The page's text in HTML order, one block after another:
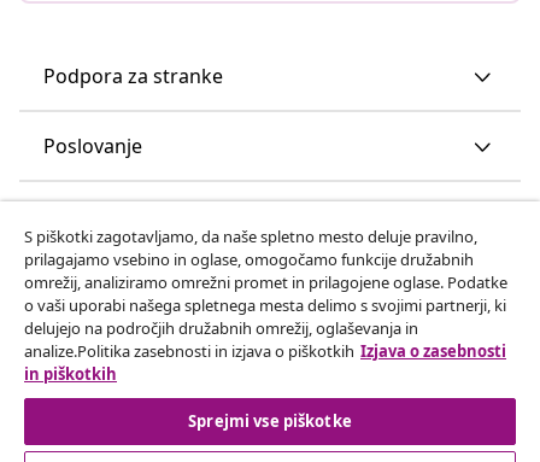
Podpora za stranke
Poslovanje
Odkrijte več
S piškotki zagotavljamo, da naše spletno mesto deluje pravilno,
prilagajamo vsebino in oglase, omogočamo funkcije družabnih
omrežij, analiziramo omrežni promet in prilagojene oglase. Podatke
o vaši uporabi našega spletnega mesta delimo s svojimi partnerji, ki
delujejo na področjih družabnih omrežij, oglaševanja in
analize.Politika zasebnosti in izjava o piškotkih Izjava o zasebnosti
in piškotkih
Sprejmi vse piškotke